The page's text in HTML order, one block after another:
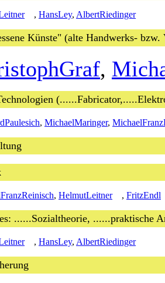
, HansLey, AlbertRiedinger
Künste" (alte Handwerks-
,
, MichaelMaringer,
, HelmutLeitner , FritzEndl
......Sozialtheorie, ......praktische
, HansLey, AlbertRiedinger